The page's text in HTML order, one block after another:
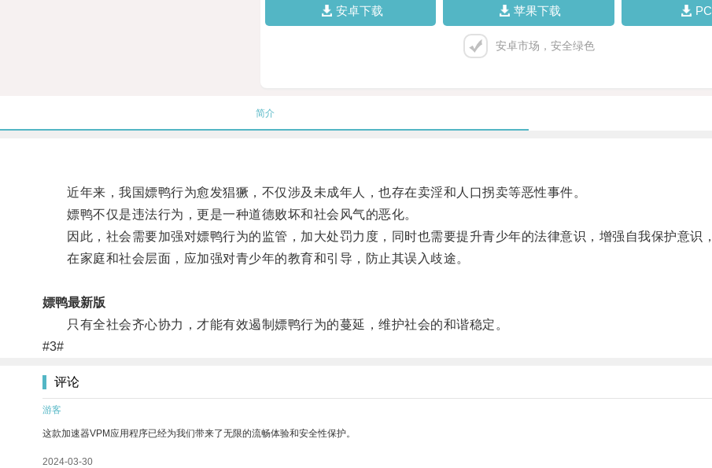
安卓下载 苹果下载
安卓市场，安全绿色
简介
近年来，我国嫖鸭行为愈发猖獗，不仅涉及未成年人，也存在卖淫和人口拐卖等恶性事件。
嫖鸭不仅是违法行为，更是一种道德败坏和社会风气的恶化。
因此，社会需要加强对嫖鸭行为的监管，加大处罚力度，同时也需要提升青少年的法律意识，增强自我保护意识
在家庭和社会层面，应加强对青少年的教育和引导，防止其误入歧途。
嫖鸭最新版
只有全社会齐心协力，才能有效遏制嫖鸭行为的蔓延，维护社会的和谐稳定。
#3#
评论
游客
这款加速器VPM应用程序已经为我们带来了无限的流畅体验和安全性保护。
2024-03-30